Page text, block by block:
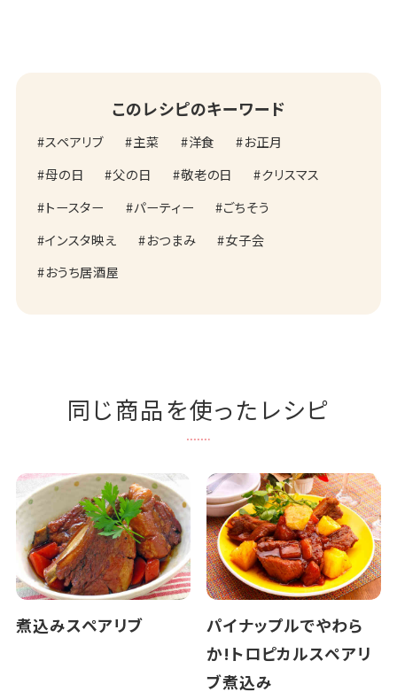
このレシピのキーワード
スペアリブ 主菜 洋食
お正月
母の日
父の日 敬老の日
クリスマス
トースター
パーティー
ごちそう
インスタ映え
おつまみ
女子会
おうち居酒屋
同じ商品を使ったレシピ
煮込みスペアリブ
パイナップルでやわら
か!トロピカルスペアリ
ブ煮込み